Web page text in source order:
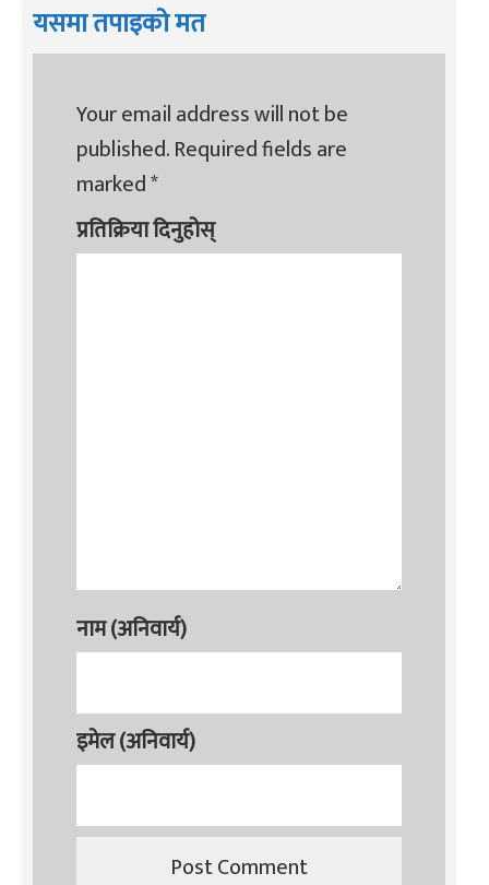
यसमा तपाइको मत
Your email address will not be
published.Required fields are
marked*
प्रतिक्रिया दिनुहोस्
नाम (अनिवार्य)
इमेल (अनिवार्य)